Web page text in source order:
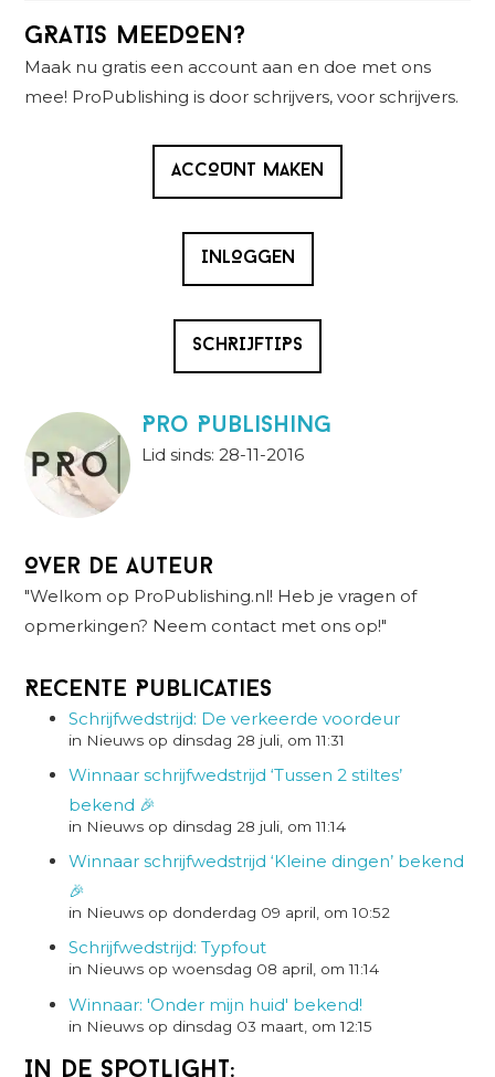
Primaire
Sidebar
GRATIS MEEDOEN?
Maak nu gratis een account aan en doe met ons
mee! ProPublishing is door schrijvers, voor schrijvers.
ACCOUNT MAKEN
INLOGGEN
SCHRIJFTIPS
Pro Publishing
Lid sinds: 28-11-2016
Over de auteur
"Welkom op ProPublishing.nl! Heb je vragen of
opmerkingen? Neem contact met ons op!"
Recente Publicaties
Schrijfwedstrijd: De verkeerde voordeur
in Nieuws op dinsdag 28 juli, om 11:31
Winnaar schrijfwedstrijd ‘Tussen 2 stiltes’
bekend 🎉
in Nieuws op dinsdag 28 juli, om 11:14
Winnaar schrijfwedstrijd ‘Kleine dingen’ bekend
🎉
in Nieuws op donderdag 09 april, om 10:52
Schrijfwedstrijd: Typfout
in Nieuws op woensdag 08 april, om 11:14
Winnaar: 'Onder mijn huid' bekend!
in Nieuws op dinsdag 03 maart, om 12:15
In de spotlight: